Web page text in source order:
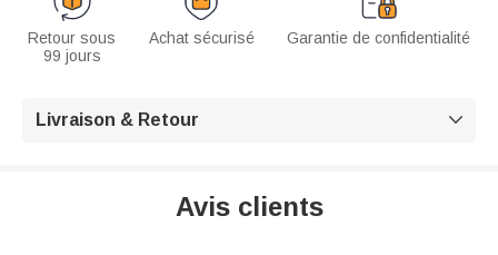
Retour sous
99 jours
Achat sécurisé Garantie de confidentialité
Livraison & Retour 
Avis clients